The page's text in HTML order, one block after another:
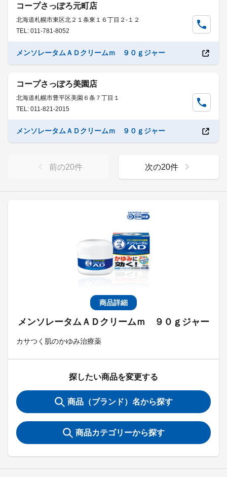
商品詳細
メンソレータムＡＤクリームｍ ９０ｇジャー
カサつく肌のかゆみ治療薬
探したい商品を変更する
商品（ブランド）名から探す
商品カテゴリーから探す
コープさっぽろ元町店
北海道札幌市東区北２１条東１６丁目２-１２
TEL: 011-781-8052
メンソレータムＡＤクリームｍ ９０ｇジャー
コープさっぽろ美園店
北海道札幌市豊平区美園６条７丁目１
TEL: 011-821-2015
メンソレータムＡＤクリームｍ ９０ｇジャー
前の20件 次の20件